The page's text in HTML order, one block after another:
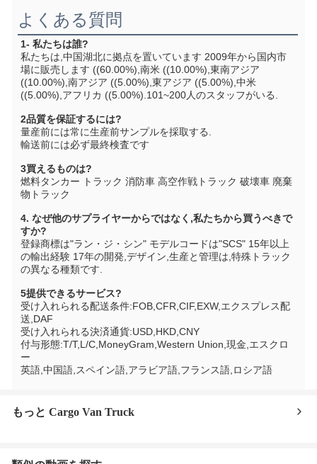
よくある質問
1- 私たちは誰?
私たちは,中国湖北に拠点を置いています 2009年から国内市
場に販売します ((60.00%),南米 ((10.00%),東南アジア
((10.00%),南アジア ((5.00%),東アジア ((5.00%),中米
((5.00%),アフリカ ((5.00%).101~200人のスタッフがいる.
2品質を保証するには?
量産前には常に生産前サンプルを採取する.
輸送前には必ず最終検査です
3買えるものは?
燃料タンカー トラック 消防車 高空作戦トラック 破壊車 廃棄
物トラック
4. なぜ他のサプライヤーからではなく,私たちから買うべきで
すか?
登録商標は"ラン・ジ・シン" モデルコードは"SCS" 15年以上
の輸出経験 17年の開発,デザイン,生産と管理は,特殊トラック
の異なる種類です.
5提供できるサービス?
受け入れられる配送条件:FOB,CFR,CIF,EXW,エクスプレス配
送,DAF
受け入れられる決済通貨:USD,HKD,CNY
付与形態:T/T,L/C,MoneyGram,Western Union,現金,エスクロ
ー
英語,中国語,スペイン語,アラビア語,フランス語,ロシア語
もっと Cargo Van Truck